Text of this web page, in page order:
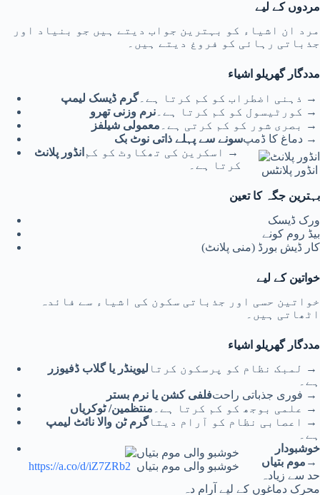
مردوں کے لیے
مرد ان اشیاء کو بہترین جواب دیتے ہیں جو بنیاد اور
جذباتی رہائی کو فروغ دیتے ہیں۔
مددگار گھریلو اشیاء
گرم ڈیسک لیمپ→ ذہنی اضطراب کو کم کرتا ہے۔
نرم وزنی تھرو → کورٹیسول کو کم کرتا ہے۔
معمولی شیلفز → بصری شور کو کم کرتی ہے۔
سونے سے پہلے ذاتی نوٹ بک→ دماغ کا ڈمپ
انڈور پلانٹس
انڈور پلانٹ → اسکرین کی تھکاوٹ کو کم
کرتا ہے۔
بہترین جگہ کا تعین
ورک ڈیسک
بیڈ روم کونے
کار ڈیش بورڈ (منی پلانٹ)
خواتین کے لیے
خواتین حسی اور جذباتی سکون کی اشیاء سے فائدہ
اٹھاتی ہیں۔
مددگار گھریلو اشیاء
لیوینڈر یا گلاب ڈفیوزر → لمبک نظام کو پرسکون کرتا
ہے۔
فلفی کشن یا نرم بستر→ فوری جذباتی راحت
منتظمین/ ٹوکریاں → علمی بوجھ کو کم کرتا ہے۔
گرم ٹن والا نائٹ لیمپ→ اعصابی نظام کو آرام دیتا
ہے۔
خوشبو والی موم بتیاں https://a.co/d/iZ7ZRb2
خوشبودار
موم بتیاں →
حد سے زیادہ
محرک دماغوں کے لیے آرام دہ